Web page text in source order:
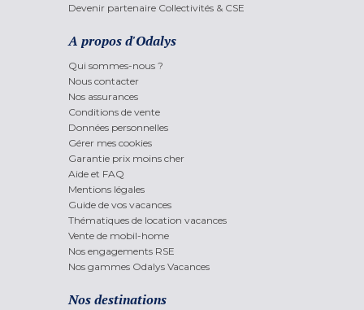
Devenir partenaire Collectivités & CSE
A propos d'Odalys
Qui sommes-nous ?
Nous contacter
Nos assurances
Conditions de vente
Données personnelles
Gérer mes cookies
Garantie prix moins cher
Aide et FAQ
Mentions légales
Guide de vos vacances
Thématiques de location vacances
Vente de mobil-home
Nos engagements RSE
Nos gammes Odalys Vacances
Nos destinations